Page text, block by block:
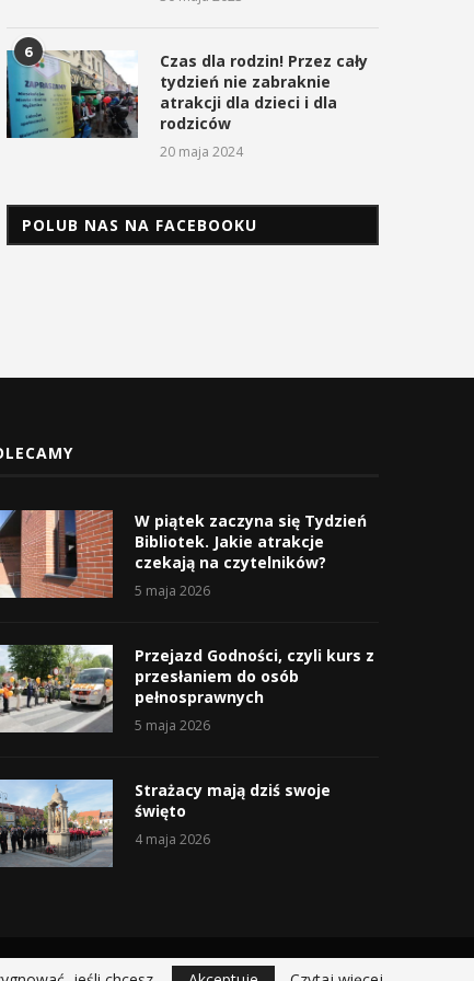
6
Czas dla rodzin! Przez cały
tydzień nie zabraknie
atrakcji dla dzieci i dla
rodziców
20 maja 2024
POLUB NAS NA FACEBOOKU
W piątek zaczyna się Tydzień
Bibliotek. Jakie atrakcje
czekają na czytelników?
5 maja 2026
Przejazd Godności, czyli kurs z
przesłaniem do osób
pełnosprawnych
5 maja 2026
Strażacy mają dziś swoje
święto
4 maja 2026